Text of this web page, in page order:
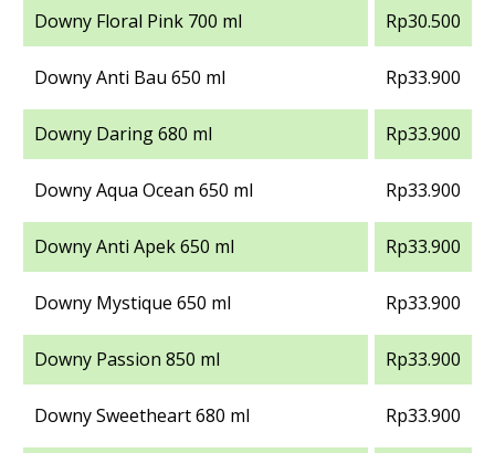
Downy Floral Pink 700 ml Rp30.500
Downy Anti Bau 650 ml Rp33.900
Downy Daring 680 ml Rp33.900
Downy Aqua Ocean 650 ml Rp33.900
Downy Anti Apek 650 ml Rp33.900
Downy Mystique 650 ml Rp33.900
Downy Passion 850 ml Rp33.900
Downy Sweetheart 680 ml Rp33.900